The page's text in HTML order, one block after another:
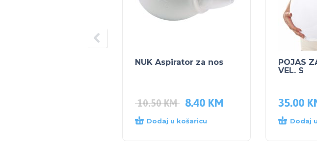
NUK Aspirator za nos
10.50KM 8.40 KM
Dodaj u košaricu
POJAS
VEL. S
35.00
Dodaj